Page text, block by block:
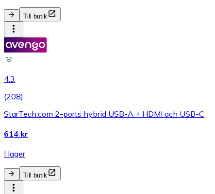
Till butik
4.3
(208)
StarTech.com 2-ports hybrid USB-A + HDMI och USB-C
614 kr
I lager
Till butik